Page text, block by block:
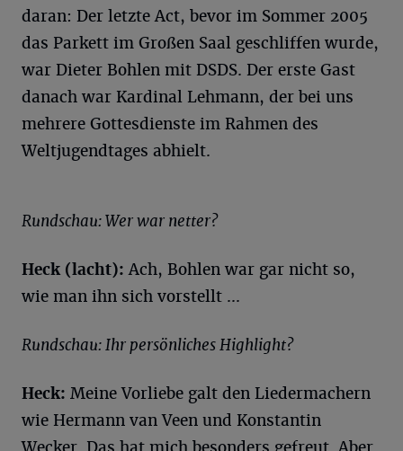
daran: Der letzte Act, bevor im Sommer 2005
das Parkett im Großen Saal geschliffen wurde,
war Dieter Bohlen mit DSDS. Der erste Gast
danach war Kardinal Lehmann, der bei uns
mehrere Gottesdienste im Rahmen des
Weltjugendtages abhielt.
Rundschau: Wer war netter?
Heck (lacht):Ach, Bohlen war gar nicht so,
wie man ihn sich vorstellt ...
Rundschau: Ihr persönliches Highlight?
Heck: Meine Vorliebe galt den Liedermachern
wie Hermann van Veen und Konstantin
Wecker. Das hat mich besonders gefreut. Aber